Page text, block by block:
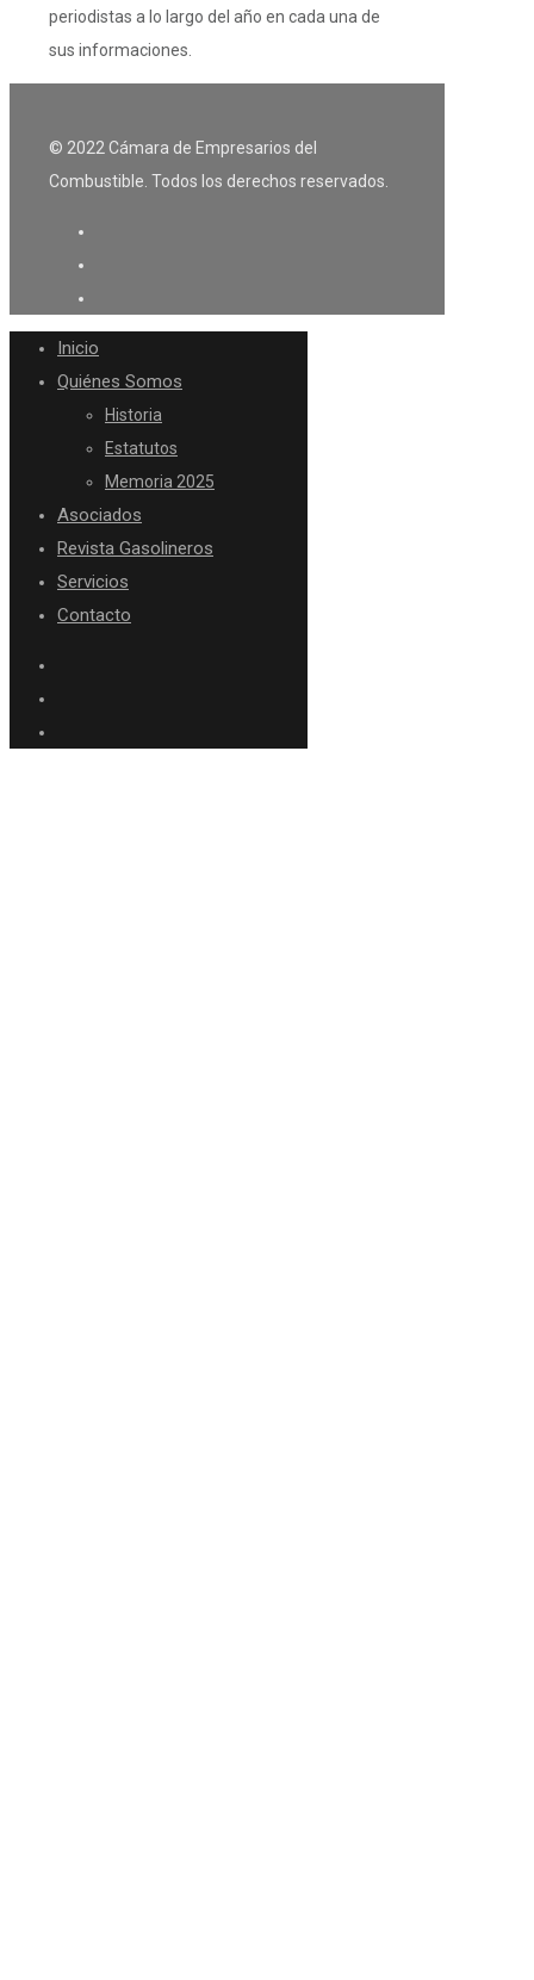
periodistas a lo largo del año en cada una de
sus informaciones.
© 2022 Cámara de Empresarios del
Combustible. Todos los derechos reservados.
Inicio
Quiénes Somos
Historia
Estatutos
Memoria 2025
Asociados
Revista Gasolineros
Servicios
Contacto